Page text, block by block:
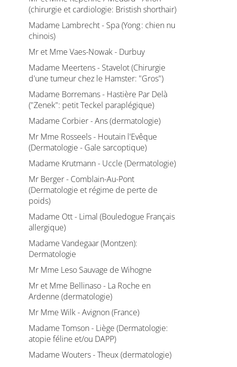
(chirurgie et cardiologie: Bristish shorthair)
Madame Lambrecht - Spa (Yong : chien nu
chinois)
Mr et Mme Vaes-Nowak - Durbuy
Madame Meertens - Stavelot (Chirurgie
d'une tumeur chez le Hamster: "Gros")
Madame Borremans - Hastière Par Delà
("Zenek": petit Teckel paraplégique)
Madame Corbier - Ans (dermatologie)
Mr Mme Rosseels - Houtain l'Evêque
(Dermatologie - Gale sarcoptique)
Madame Krutmann - Uccle (Dermatologie)
Mr Berger - Comblain-Au-Pont
(Dermatologie et régime de perte de
poids)
Madame Ott - Limal (Bouledogue Français
allergique)
Madame Vandegaar (Montzen):
Dermatologie
Mr Mme Leso Sauvage de Wihogne
Mr et Mme Bellinaso - La Roche en
Ardenne (dermatologie)
Mr Mme Wilk - Avignon (France)
Madame Tomson - Liège (Dermatologie:
atopie féline et/ou DAPP)
Madame Wouters - Theux (dermatologie)